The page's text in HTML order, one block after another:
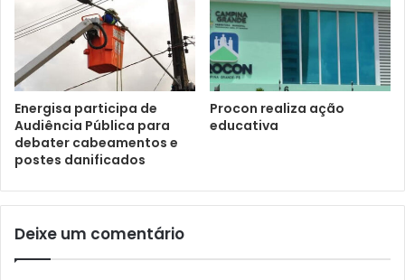
Energisa participa de
Audiência Pública para
debater cabeamentos e
postes danificados
Procon realiza ação
educativa
Deixe um comentário